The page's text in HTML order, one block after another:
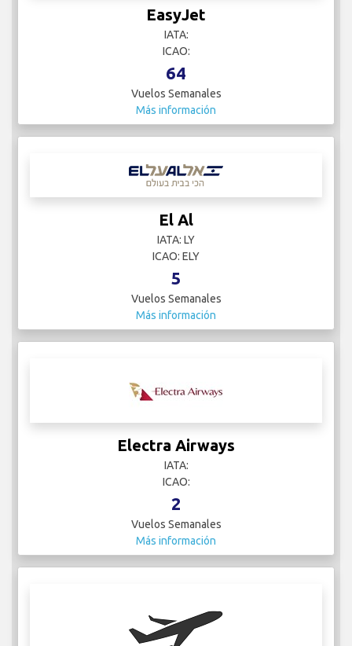
EasyJet
IATA:
ICAO:
64
Vuelos Semanales
Más información
El Al
IATA: LY
ICAO: ELY
5
Vuelos Semanales
Más información
Electra Airways
IATA:
ICAO:
2
Vuelos Semanales
Más información